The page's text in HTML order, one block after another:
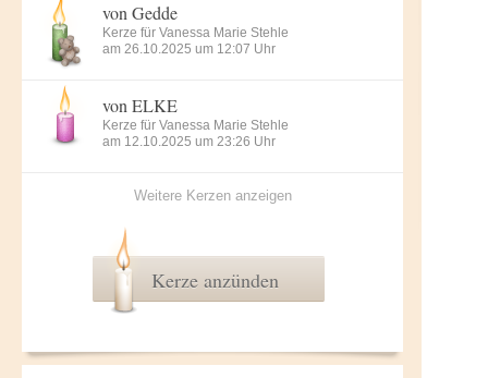
von Gedde
Kerze für Vanessa Marie Stehle
am 26.10.2025 um 12:07 Uhr
von ELKE
Kerze für Vanessa Marie Stehle
am 12.10.2025 um 23:26 Uhr
Weitere Kerzen anzeigen
Kerze anzünden